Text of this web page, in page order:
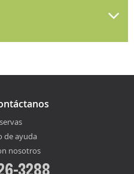
de ayuda
nosotros
3288